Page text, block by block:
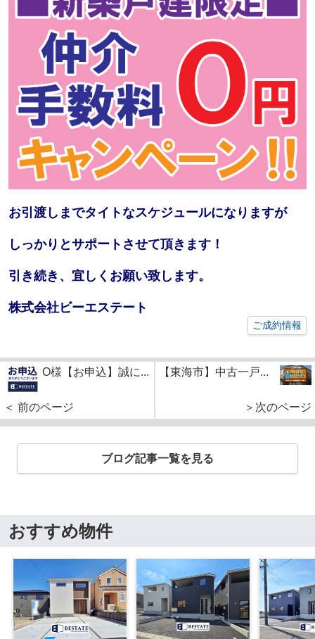
お引渡しまでタイトなスケジュールになりますが
しっかりとサポートさせて頂きます！
引き続き、宜しくお願い致します。
株式会社ビーエステート
ご成約情報
O様【お申込】誠に...
＜ 前のページ
【東海市】中古一戸...
＞次のページ
ブログ記事一覧を見る
おすすめ物件